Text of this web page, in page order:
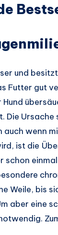
und
Futter gut
Die
auch wenn
ist die
schon
Weile, bis
aber eine